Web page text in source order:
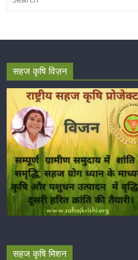
सहज कृषि विज़न
सहज कृषि मिशन